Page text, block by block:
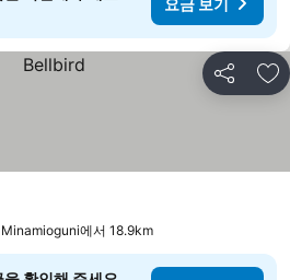
공유 즐
에서 18.9km